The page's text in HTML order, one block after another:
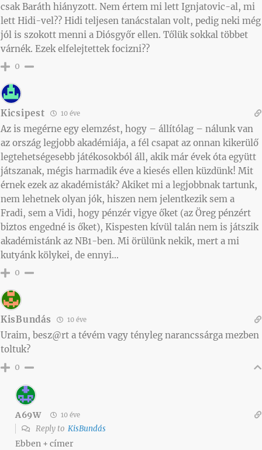
csak Baráth hiányzott. Nem értem mi lett Ignjatovic-al, mi
lett Hidi-vel?? Hidi teljesen tanácstalan volt, pedig neki még
jól is szokott menni a Diósgyőr ellen. Tőlük sokkal többet
várnék. Ezek elfelejtettek focizni??
0
Kicsipest 10 éve
Az is megérne egy elemzést, hogy – állítólag – nálunk van
az ország legjobb akadémiája, a fél csapat az onnan kikerülő
legtehetségesebb játékosokból áll, akik már évek óta együtt
játszanak, mégis harmadik éve a kiesés ellen küzdünk! Mit
érnek ezek az akadémisták? Akiket mi a legjobbnak tartunk,
nem lehetnek olyan jók, hiszen nem jelentkezik sem a
Fradi, sem a Vidi, hogy pénzér vigye őket (az Öreg pénzért
biztos engedné is őket), Kispesten kívül talán nem is játszik
akadémistánk az NB1-ben. Mi örülünk nekik, mert a mi
kutyánk kölykei, de ennyi…
0
KisBundás 10 éve
Uraim, besz@rt a tévém vagy tényleg narancssárga mezben
toltuk?
0
A69W 10 éve
Reply to KisBundás
Ebben + címer